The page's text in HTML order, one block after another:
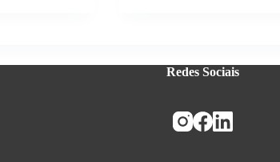
Redes Sociais